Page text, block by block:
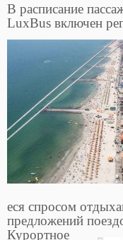
В расписание
LuxBus включен
еся спросом
предложений
Курортное